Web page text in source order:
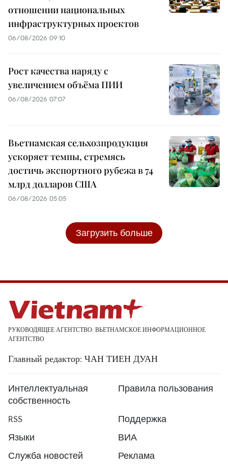
отношении национальных
инфраструктурных проектов
06/08/2026 09:10
Рост качества наряду с
увеличением объёма ПИИ
06/08/2026 07:07
Вьетнамская сельхозпродукция
ускоряет темпы, стремясь
достичь экспортного рубежа в 74
млрд долларов США
06/08/2026 05:05
Загрузить больше
РУКОВОДЯЩЕЕ АГЕНТСТВО: ВЬЕТНАМСКОЕ ИНФОРМАЦИОННОЕ
АГЕНТСТВО
Главный редактор: ЧАН ТИЕН ДУАН
Интеллектуальная
собственность
Правила пользования
RSS
Поддержка
Языки
ВИА
Служба новостей
Реклама